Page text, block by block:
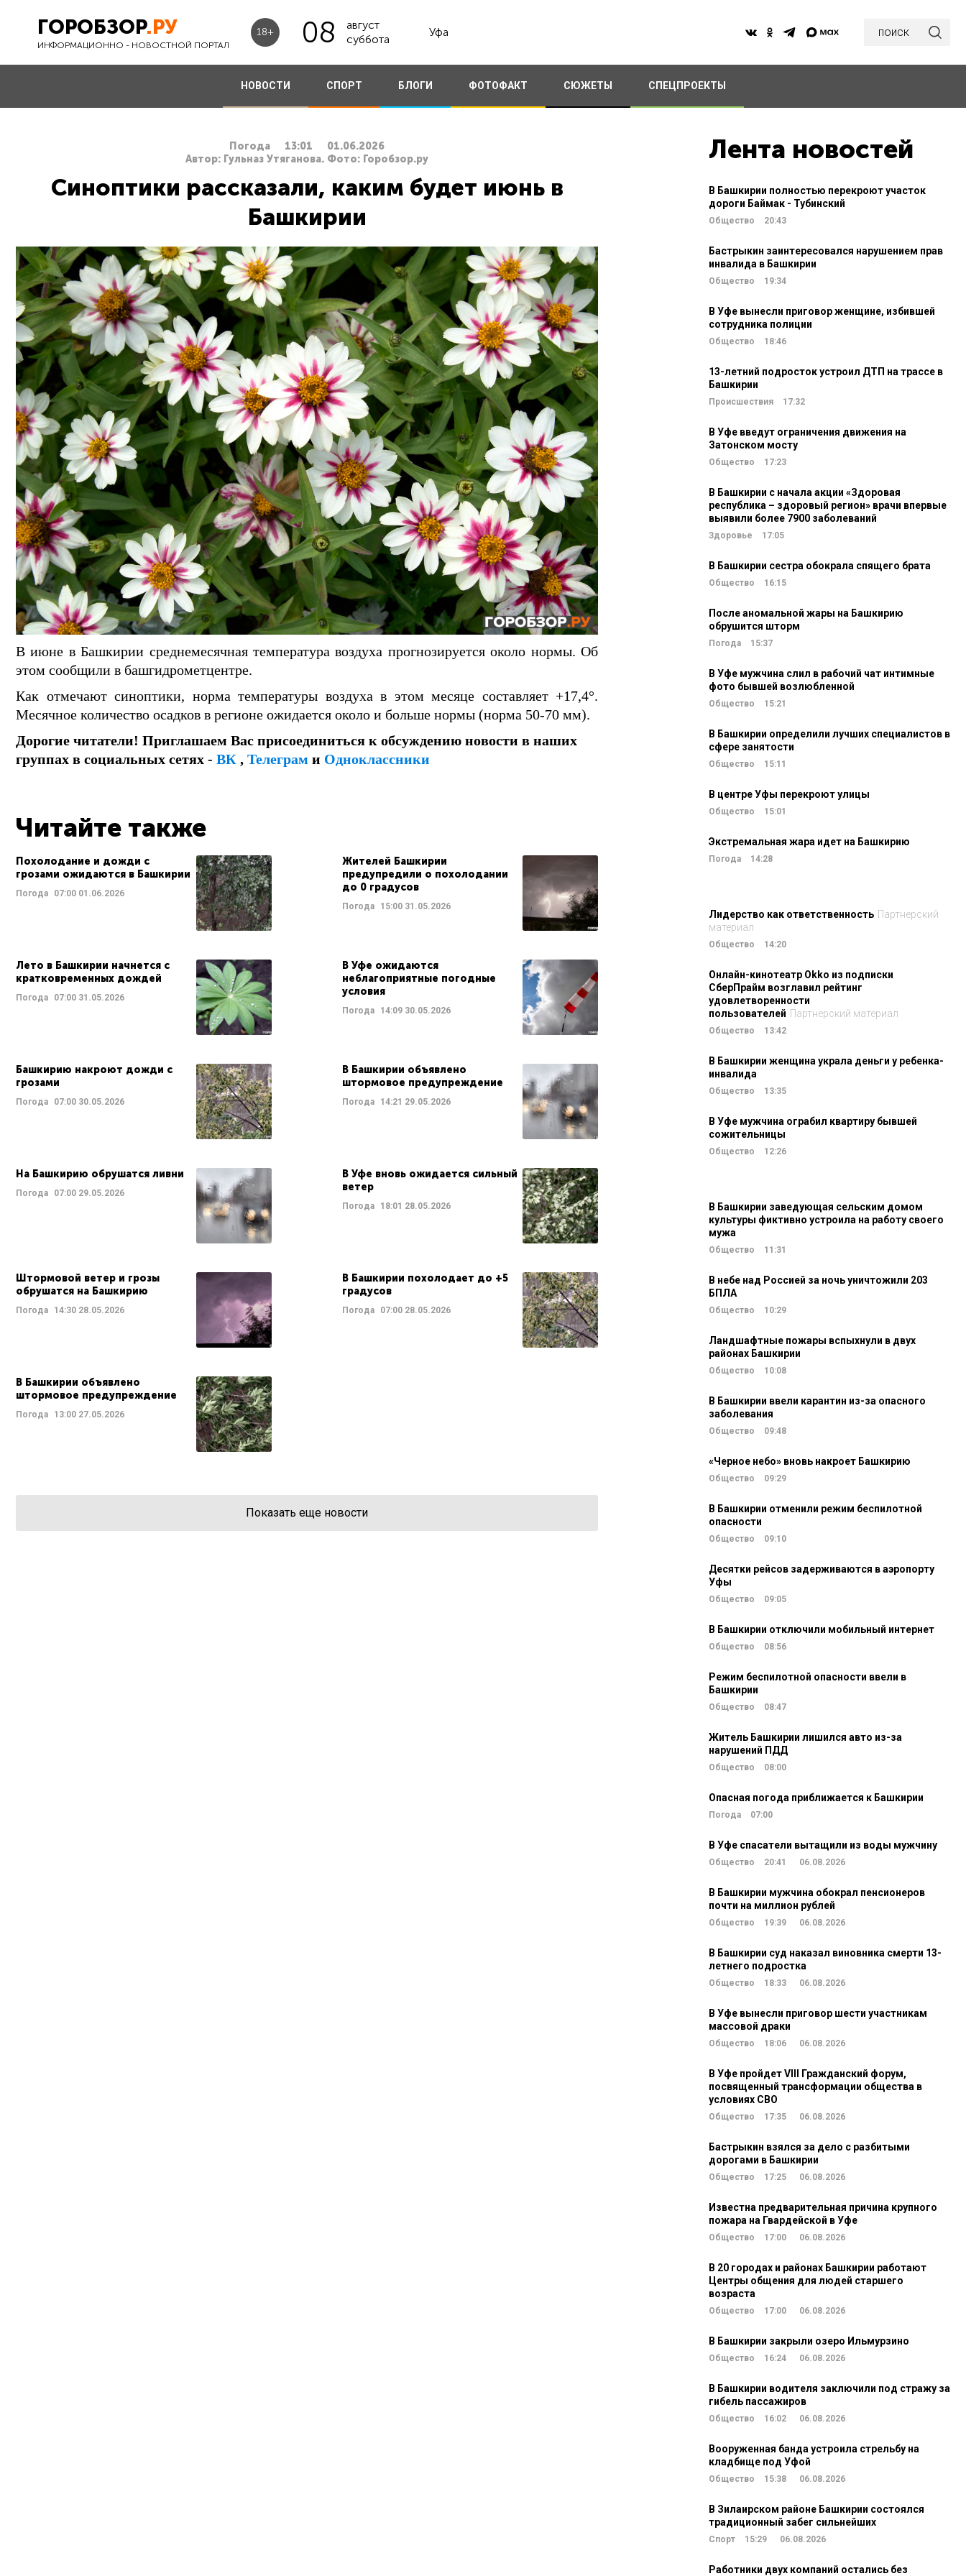
ГОРОБЗОР.РУ
ИНФОРМАЦИОННО - НОВОСТНОЙ ПОРТАЛ
18+ 08
август
суббота
Уфа поиск
НОВОСТИ СПОРТ БЛОГИ ФОТОФАКТ СЮЖЕТЫ СПЕЦПРОЕКТЫ
Погода 13:01
01.06.2026
Автор: Гульназ Утяганова. Фото: Горобзор.ру
Синоптики рассказали, каким будет июнь в
Башкирии
В июне в Башкирии среднемесячная температура воздуха прогнозируется около нормы. Об
этом сообщили в башгидрометцентре.
Как отмечают синоптики, норма температуры воздуха в этом месяце составляет +17,4°.
Месячное количество осадков в регионе ожидается около и больше нормы (норма 50-70 мм).
Дорогие читатели! Приглашаем Вас присоединиться к обсуждению новости в наших
группах в социальных сетях - ВК , Телеграм и Одноклассники
Читайте также
Похолодание и дожди с
грозами ожидаются в Башкирии
Погода 07:00 01.06.2026
Жителей Башкирии
предупредили о похолодании
до 0 градусов
Погода 15:0031.05.2026
Лето в Башкирии начнется с
кратковременных дождей
Погода 07:00 31.05.2026
В Уфе ожидаются
неблагоприятные погодные
условия
Погода 14:0930.05.2026
Башкирию накроют дожди с
грозами
Погода 07:00 30.05.2026
В Башкирии объявлено
штормовое предупреждение
Погода 14:21 29.05.2026
На Башкирию обрушатся ливни
Погода 07:00 29.05.2026
В Уфе вновь ожидается сильный
ветер
Погода 18:01 28.05.2026
Штормовой ветер и грозы
обрушатся на Башкирию
Погода 14:30 28.05.2026
В Башкирии похолодает до +5
градусов
Погода 07:0028.05.2026
В Башкирии объявлено
штормовое предупреждение
Погода 13:00 27.05.2026
Показать еще новости
Лента новостей
В Башкирии полностью перекроют участок
дороги Баймак - Тубинский
Общество 20:43
Бастрыкин заинтересовался нарушением прав
инвалида в Башкирии
Общество 19:34
В Уфе вынесли приговор женщине, избившей
сотрудника полиции
Общество 18:46
13-летний подросток устроил ДТП на трассе в
Башкирии
Происшествия 17:32
В Уфе введут ограничения движения на
Затонском мосту
Общество 17:23
В Башкирии с начала акции «Здоровая
республика – здоровый регион» врачи впервые
выявили более 7900 заболеваний
Здоровье 17:05
В Башкирии сестра обокрала спящего брата
Общество 16:15
После аномальной жары на Башкирию
обрушится шторм
Погода 15:37
В Уфе мужчина слил в рабочий чат интимные
фото бывшей возлюбленной
Общество 15:21
В Башкирии определили лучших специалистов в
сфере занятости
Общество 15:11
В центре Уфы перекроют улицы
Общество 15:01
Экстремальная жара идет на Башкирию
Погода 14:28
Лидерство как ответственность Партнерский
материал
Общество 14:20
Онлайн-кинотеатр Okko из подписки
СберПрайм возглавил рейтинг
удовлетворенности
пользователей Партнерский материал
Общество 13:42
В Башкирии женщина украла деньги у ребенка-
инвалида
Общество 13:35
В Уфе мужчина ограбил квартиру бывшей
сожительницы
Общество 12:26
В Башкирии заведующая сельским домом
культуры фиктивно устроила на работу своего
мужа
Общество 11:31
В небе над Россией за ночь уничтожили 203
БПЛА
Общество 10:29
Ландшафтные пожары вспыхнули в двух
районах Башкирии
Общество 10:08
В Башкирии ввели карантин из-за опасного
заболевания
Общество 09:48
«Черное небо» вновь накроет Башкирию
Общество 09:29
В Башкирии отменили режим беспилотной
опасности
Общество 09:10
Десятки рейсов задерживаются в аэропорту
Уфы
Общество 09:05
В Башкирии отключили мобильный интернет
Общество 08:56
Режим беспилотной опасности ввели в
Башкирии
Общество 08:47
Житель Башкирии лишился авто из-за
нарушений ПДД
Общество 08:00
Опасная погода приближается к Башкирии
Погода 07:00
В Уфе спасатели вытащили из воды мужчину
Общество 20:41 06.08.2026
В Башкирии мужчина обокрал пенсионеров
почти на миллион рублей
Общество 19:39 06.08.2026
В Башкирии суд наказал виновника смерти 13-
летнего подростка
Общество 18:33 06.08.2026
В Уфе вынесли приговор шести участникам
массовой драки
Общество 18:06 06.08.2026
В Уфе пройдет VIII Гражданский форум,
посвященный трансформации общества в
условиях СВО
Общество 17:35 06.08.2026
Бастрыкин взялся за дело с разбитыми
дорогами в Башкирии
Общество 17:25 06.08.2026
Известна предварительная причина крупного
пожара на Гвардейской в Уфе
Общество 17:00 06.08.2026
В 20 городах и районах Башкирии работают
Центры общения для людей старшего
возраста
Общество 17:00 06.08.2026
В Башкирии закрыли озеро Ильмурзино
Общество 16:24 06.08.2026
В Башкирии водителя заключили под стражу за
гибель пассажиров
Общество 16:02 06.08.2026
Вооруженная банда устроила стрельбу на
кладбище под Уфой
Общество 15:38 06.08.2026
В Зилаирском районе Башкирии состоялся
традиционный забег сильнейших
Спорт 15:29 06.08.2026
Работники двух компаний остались без